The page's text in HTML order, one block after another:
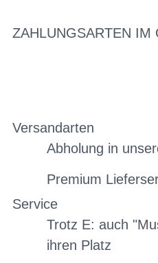
ZAHLUNGSARTEN IM
Versandarten
Abholung in
Premium
Service
Trotz E: auch
ihren Platz